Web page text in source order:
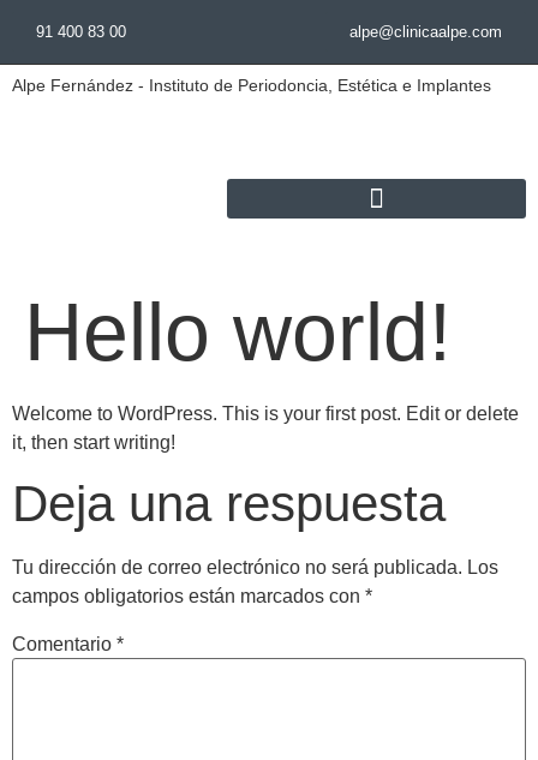
91 400 83 00 alpe@clinicaalpe.com
Alpe Fernández - Instituto de Periodoncia, Estética e Implantes
Hello world!
Welcome to WordPress. This is your first post. Edit or delete
it, then start writing!
Deja una respuesta
Tu dirección de correo electrónico no será publicada. Los
campos obligatorios están marcados con *
Comentario *